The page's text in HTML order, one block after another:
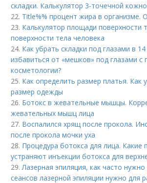
складки. Калькулятор 3-точечной
22. Title%% процент жира в организме.
23. Калькулятор площади поверхности
поверхности тела человека
24. Как убрать складки под глазами в
избавиться от «мешков» под глазами
косметологии?
25. Как определить размер платья. Как
размер одежды
26. Ботокс в жевательные мышцы.
жевательных мышц лица
27. Воспалился хрящ после прокола.
после прокола мочки уха
28. Процедура ботокса для лица. Какие
устраняют инъекции ботокса для
29. Лазерная эпиляция, как часто
сеансов лазерной эпиляции нужно для